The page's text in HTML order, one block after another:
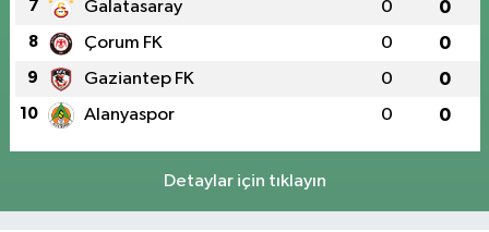
7 Galatasaray 0 0
8 Çorum FK 0 0
9 Gaziantep FK 0 0
10 Alanyaspor 0 0
Detaylar için tıklayın